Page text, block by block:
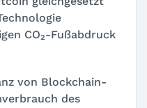
CO₂-Fußabdruck
von Blockchain-
des